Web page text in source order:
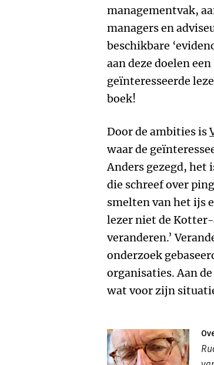
managementvak,
managers en
beschikbare
aan deze doelen
geïnteresseerde
boek!
Door de ambities is
waar de
Anders gezegd, het
die schreef over
smelten van het ijs
lezer niet de
veranderen.’
onderzoek
organisaties. Aan
wat voor zijn